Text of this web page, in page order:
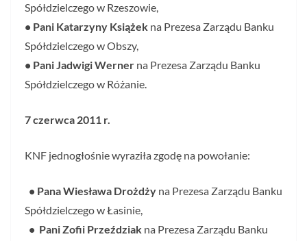
Spółdzielczego w Rzeszowie,
• Pani Katarzyny Książek na Prezesa Zarządu Banku
Spółdzielczego w Obszy,
• Pani Jadwigi Werner na Prezesa Zarządu Banku
Spółdzielczego w Różanie.
7 czerwca 2011 r.
KNF jednogłośnie wyraziła zgodę na powołanie:
• Pana Wiesława Drożdży na Prezesa Zarządu Banku
Spółdzielczego w Łasinie,
• Pani Zofii Przeździak na Prezesa Zarządu Banku